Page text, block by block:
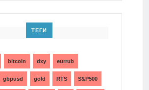
ТЕГИ
bitcoin dxy eurrub
gbpusd gold RTS S&P500